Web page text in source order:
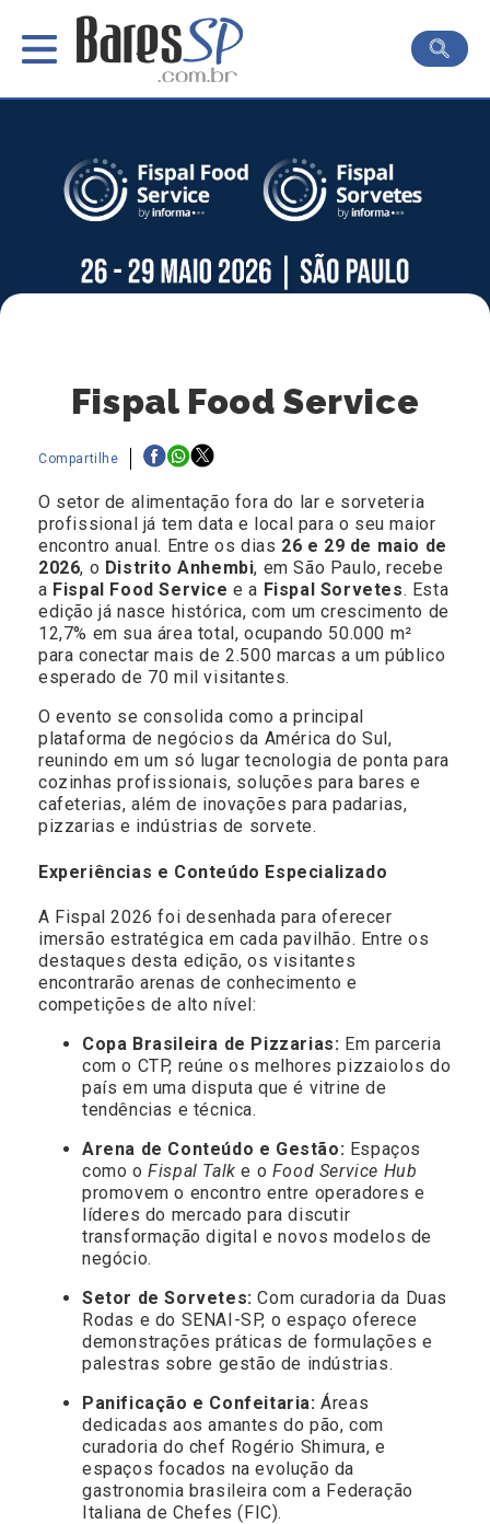
Fispal Food Service
Compartilhe
O setor de alimentação fora do lar e sorveteria
profissional já tem data e local para o seu maior
encontro anual. Entre os dias 26 e 29 de maio de
2026, o Distrito Anhembi, em São Paulo, recebe
a Fispal Food Service e a Fispal Sorvetes. Esta
edição já nasce histórica, com um crescimento de
12,7% em sua área total, ocupando 50.000 m²
para conectar mais de 2.500 marcas a um público
esperado de 70 mil visitantes.
O evento se consolida como a principal
plataforma de negócios da América do Sul,
reunindo em um só lugar tecnologia de ponta para
cozinhas profissionais, soluções para bares e
cafeterias, além de inovações para padarias,
pizzarias e indústrias de sorvete.
Experiências e Conteúdo Especializado
A Fispal 2026 foi desenhada para oferecer
imersão estratégica em cada pavilhão. Entre os
destaques desta edição, os visitantes
encontrarão arenas de conhecimento e
competições de alto nível:
Copa Brasileira de Pizzarias: Em parceria
com o CTP, reúne os melhores pizzaiolos do
país em uma disputa que é vitrine de
tendências e técnica.
Arena de Conteúdo e Gestão: Espaços
como oFispal Talk e o Food Service Hub
promovem o encontro entre operadores e
líderes do mercado para discutir
transformação digital e novos modelos de
negócio.
Setor de Sorvetes: Com curadoria da Duas
Rodas e do SENAI-SP, o espaço oferece
demonstrações práticas de formulações e
palestras sobre gestão de indústrias.
Panificação e Confeitaria: Áreas
dedicadas aos amantes do pão, com
curadoria do chef Rogério Shimura, e
espaços focados na evolução da
gastronomia brasileira com a Federação
Italiana de Chefes (FIC).